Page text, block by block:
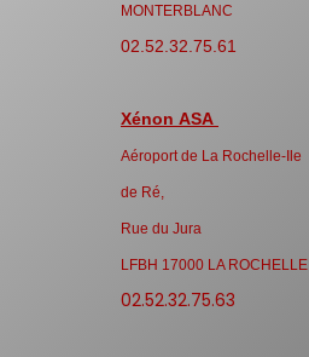
MONTERBLANC
02.52.32.75.61
Xénon ASA
Aéroport de La Rochelle-Ile
de Ré,
Rue du Jura
LFBH 17000 LA ROCHELLE
02.52.32.75.63